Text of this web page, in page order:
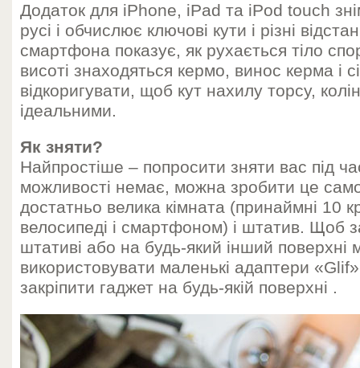
Додаток для iPhone, iPad та iPod touch
русі і обчислює ключові кути і різні
смартфона показує, як рухається тіло
висоті знаходяться кермо, винос керма і
відкоригувати, щоб кут нахилу торсу,
ідеальними.
Як зняти?
Найпростіше – попросити зняти вас під
можливості немає, можна зробити це
достатньо велика кімната (принаймні 10
велосипеді і смартфоном) і штатив. Щоб
штативі або на будь-який інший поверхні
використовувати маленькі адаптери
закріпити гаджет на будь-якій поверхні .